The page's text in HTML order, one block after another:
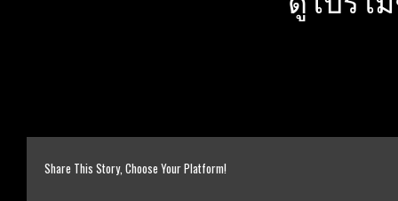
Share This Story, Choose Your Platform!